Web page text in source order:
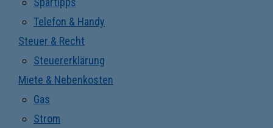
Telefon & Handy
Steuer & Recht
Steuererklärung
Miete & Nebenkosten
Gas
Strom